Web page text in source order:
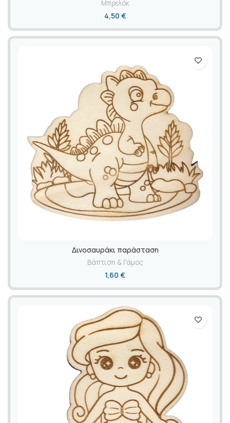
Μπρελόκ
4,50 €
Δινοσαυράκι παράσταση
Βάπτιση & Γάμος
1,60 €